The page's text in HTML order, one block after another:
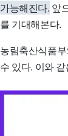
가능해진다. 앞
를 기대해본다.
농림축산식품
수 있다. 이와